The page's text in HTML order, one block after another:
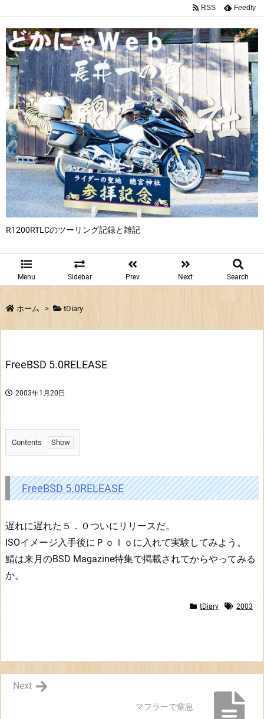
R1200RTLCのツーリング記録と雑記
Menu Sidebar Prev Next Search
RSS Feedly
ホーム > tDiary
FreeBSD 5.0RELEASE
2003年1月20日
Contents
1.
r
e
B
S
D
5.
A
S
E
FreeBSD 5.0RELEASE
遅れに遅れた５．０ついにリリースだ。
ISOイメージ入手後にＰｏｌｏに入れて実験してみよう。
鯖は来月のBSD Magazine特集で掲載されてからやってみる
か。
tDiary 2003
マフラーで窒息
Next